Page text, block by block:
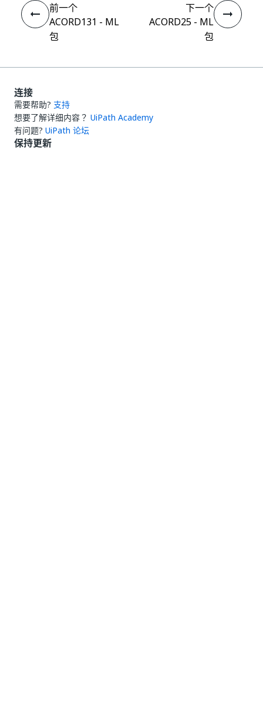
前一个
ACORD131 - ML
包
下一个
ACORD25 - ML
包
连接
需要帮助? 支持
想要了解详细内容？ UiPath Academy
有问题? UiPath 论坛
保持更新